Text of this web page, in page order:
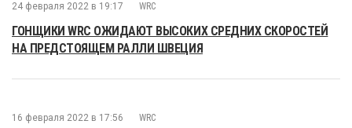
24 февраля 2022 в 19:17 WRC
ГОНЩИКИ WRC ОЖИДАЮТ ВЫСОКИХ СРЕДНИХ СКОРОСТЕЙ
НА ПРЕДСТОЯЩЕМ РАЛЛИ ШВЕЦИЯ
16 февраля 2022 в 17:56 WRC